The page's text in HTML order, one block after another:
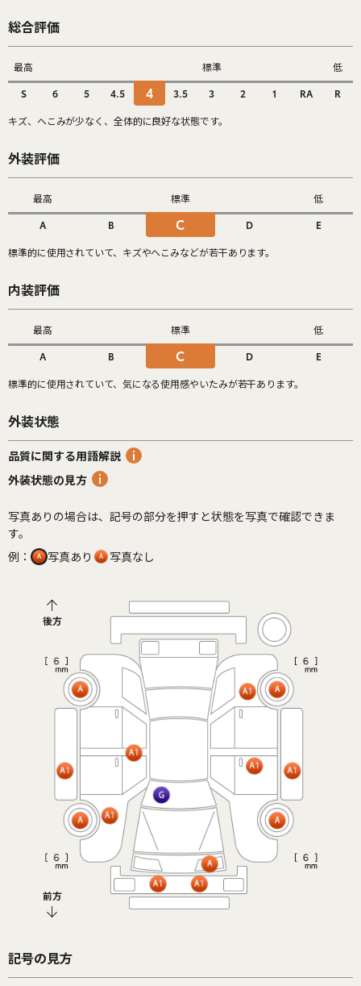
総合評価
最高 標準 低
S 6 5 4.5 4 3.5 3 2 1 RA R
キズ、へこみが少なく、全体的に良好な状態です。
外装評価
最高 標準 低
A B C D E
標準的に使用されていて、キズやへこみなどが若干あります。
内装評価
最高 標準 低
A B C D E
標準的に使用されていて、気になる使用感やいたみが若干あります。
外装状態
品質に関する用語解説
外装状態の見方
写真ありの場合は、記号の部分を押すと状態を写真で確認できま
す。
例：
写真あり 写真なし
前方
後方
記号の見方